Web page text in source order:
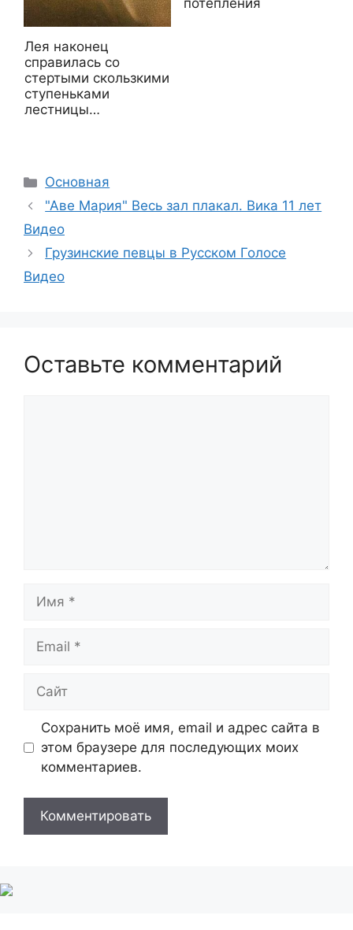
Лея наконец
справилась со
стертыми скользкими
ступеньками
лестницы…
Рубрики
Основная
"Аве Мария" Весь зал плакал. Вика 11 лет
Видео
Грузинские певцы в Русском Голосе
Видео
Оставьте комментарий
Имя
Email
Сайт
Сохранить моё имя, email и адрес сайта в
этом браузере для последующих моих
комментариев.